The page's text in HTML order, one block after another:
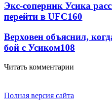
Экс-соперник Усика
перейти в UFC160
Верховен объяснил,
бой с Усиком108
Читать комментарии
Полная версия сайта